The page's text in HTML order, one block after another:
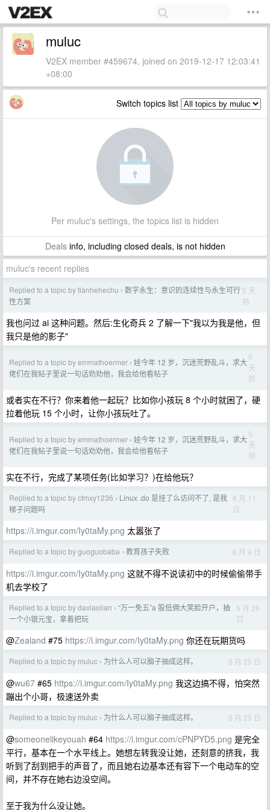
muluc
V2EX member #459674, joined on 2019-12-17 12:03:41
+08:00
Switch topics list
Per muluc's settings, the topics list is hidden
Dealsinfo, including closed deals, is not hidden
muluc's recent replies
Replied to a topic by tianhehechu › 数字永生：意识的连续性与永生可行
性方案
5 天
前
我也问过 ai 这种问题。然后:生化奇兵 2 了解一下"我以为我是他，但
我只是他的影子"
Replied to a topic by emmathoermer › 娃今年 12 岁，沉迷荒野乱斗，求大
佬们在我帖子里说一句话劝劝他，我会给他看帖子
5
天
前
或者实在不行？你来着他一起玩？比如你小孩玩 8 个小时就困了，硬
拉着他玩 15 个小时，让你小孩玩吐了。
Replied to a topic by emmathoermer › 娃今年 12 岁，沉迷荒野乱斗，求大
佬们在我帖子里说一句话劝劝他，我会给他看帖子
5
天
前
实在不行，完成了某项任务(比如学习？)在给他玩？
Replied to a topic by cfmxy1236 › Linux .do 是挂了么访问不了, 是我
梯子问题吗
6 月 11
日
https://i.imgur.com/Iy0taMy.png 太嚣张了
Replied to a topic by guoguobaba › 教育孩子失败 6 月 9 日
https://i.imgur.com/Iy0taMy.png 这就不得不说读初中的时候偷偷带手
机去学校了
Replied to a topic by daxiaolian › “万一免五”a 股低佣大笑脸开户，抽
一个小银元宝，拿着把玩
5 月 26
日
@Zealand #75 https://i.imgur.com/Iy0taMy.png 你还在玩期货吗
Replied to a topic by muluc › 为什么人可以脑子抽成这样。 5 月 25 日
@wu67 #65 https://i.imgur.com/Iy0taMy.png 我这边搞不得，怕突然
蹦出个小哥，极速送外卖
Replied to a topic by muluc › 为什么人可以脑子抽成这样。 5 月 25 日
@someonelikeyouah #64 https://i.imgur.com/cPNPYD5.png 是完全
平行，基本在一个水平线上。她想左转我没让她，还刻意的挤我，我
听到了刮到把手的声音了，而且她右边基本还有容下一个电动车的空
间，并不存在她右边没空间。
至于我为什么没让她。